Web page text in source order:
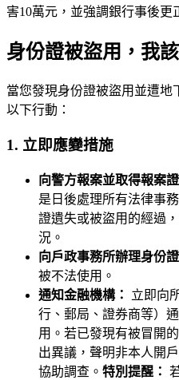
害10萬元，並強調銀行事後更
身份證被盜用，我
當您發現身份證被盜用並遭地
以下行動：
1. 立即應變措施
向警方報案並取得報案證
是日後處理所有法律事
證遺失或被盜用的經過
況。
向戶政事務所辦理身份
被不法使用。
通知金融機構：
立即向
行、郵局、證券商等）
用。若已發現有被冒開
出異議，聲明非本人開
協助調查。 特別提醒：